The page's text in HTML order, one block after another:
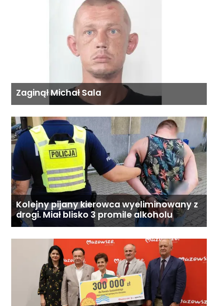
Zaginął Michał Sala
Kolejny pijany kierowca wyeliminowany z
drogi. Miał blisko 3 promile alkoholu